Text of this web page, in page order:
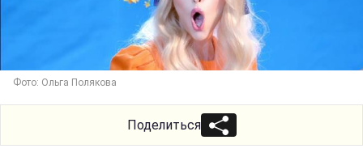
Фото: Ольга Полякова
Поделиться